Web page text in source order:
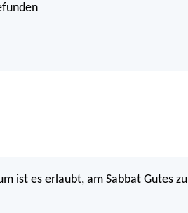
ist es erlaubt, am Sabbat Gutes zu